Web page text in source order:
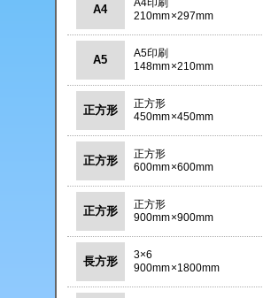
A4
A4印刷
210mm×297mm
A5
A5印刷
148mm×210mm
正方形
正方形
450mm×450mm
正方形
正方形
600mm×600mm
正方形
正方形
900mm×900mm
長方形
3×6
900mm×1800mm